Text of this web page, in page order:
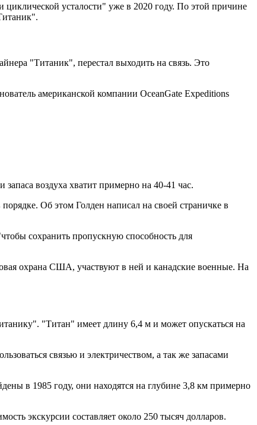
усталости" уже в 2020 году. По этой причине
"Титаник", перестал выходить на связь. Это
американской компании OceanGate Expeditions
воздуха хватит примерно на 40-41 час.
Об этом Голден написал на своей страничке в
сохранить пропускную способность для
охрана США, участвуют в ней и канадские военные. На
"Титан" имеет длину 6,4 м и может опускаться на
связью и электричеством, а так же запасами
в 1985 году, они находятся на глубине 3,8 км примерно
экскурсии составляет около 250 тысяч долларов.